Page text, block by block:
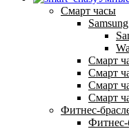
Смарт часы
Смарт
Смарт
Смарт
Смарт
Фитнес-
Фитнес-